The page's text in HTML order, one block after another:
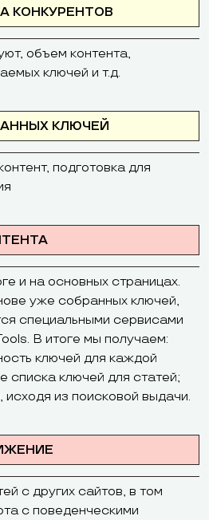
КОНКУРЕНТОВ
объем контента,
ключей и т.д.
КЛЮЧЕЙ
подготовка для
и на основных страницах.
уже собранных ключей,
специальными сервисами
В итоге мы получаем:
ключей для каждой
списка ключей для статей;
из поисковой выдачи.
с других сайтов, в том
с поведенческими